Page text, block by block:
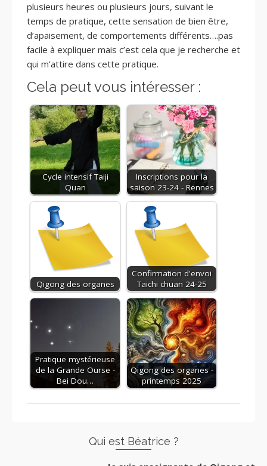
plusieurs heures ou plusieurs jours, suivant le
temps de pratique, cette sensation de bien être,
d’apaisement, de comportements différents….pas
facile à expliquer mais c’est cela que je recherche et
qui m’attire dans cette pratique.
Cela peut vous intéresser :
Cycle intensif Taiji
Quan
Inscriptions pour la
saison 23-24 - Rennes
Qigong des organes
Confirmation d'envoi
Taichi chuan 24-25
Pratique mystérieuse
de la Grande Ourse -
Bei Dou…
Qigong des organes -
printemps 2025
Qui est Béatrice ?